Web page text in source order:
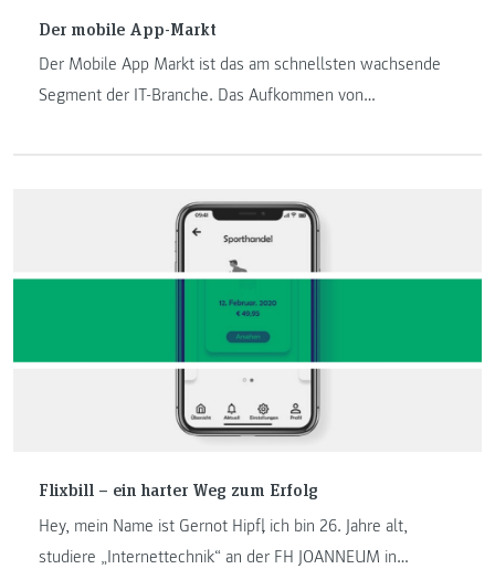
Der mobile App-Markt
Der Mobile App Markt ist das am schnellsten wachsende
Segment der IT-Branche. Das Aufkommen von
Stand der Innovation sein wird.
Flixbill – ein harter Weg zum Erfolg
Hey, mein Name ist Gernot Hipfl, ich bin 26. Jahre alt,
studiere „Internettechnik“ an der FH JOANNEUM in